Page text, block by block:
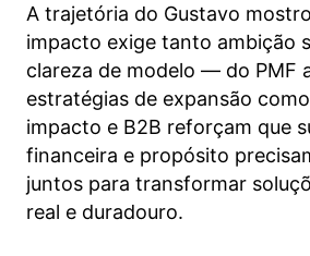
A trajetória do Gustavo
impacto exige tanto ambição
clareza de modelo — do PMF
estratégias de expansão
impacto e B2B reforçam que
financeira e propósito
juntos para transformar
real e duradouro.